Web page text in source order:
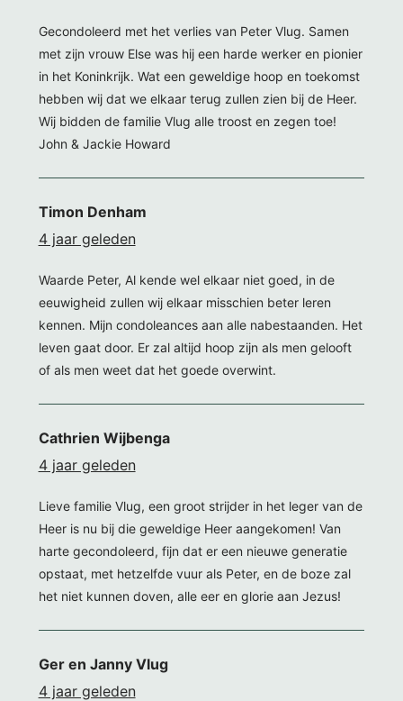
Gecondoleerd met het verlies van Peter Vlug. Samen
met zijn vrouw Else was hij een harde werker en pionier
in het Koninkrijk. Wat een geweldige hoop en toekomst
hebben wij dat we elkaar terug zullen zien bij de Heer.
Wij bidden de familie Vlug alle troost en zegen toe!
John & Jackie Howard
Timon Denham
4 jaar geleden
Waarde Peter, Al kende wel elkaar niet goed, in de
eeuwigheid zullen wij elkaar misschien beter leren
kennen. Mijn condoleances aan alle nabestaanden. Het
leven gaat door. Er zal altijd hoop zijn als men gelooft
of als men weet dat het goede overwint.
Cathrien Wijbenga
4 jaar geleden
Lieve familie Vlug, een groot strijder in het leger van de
Heer is nu bij die geweldige Heer aangekomen! Van
harte gecondoleerd, fijn dat er een nieuwe generatie
opstaat, met hetzelfde vuur als Peter, en de boze zal
het niet kunnen doven, alle eer en glorie aan Jezus!
Ger en Janny Vlug
4 jaar geleden